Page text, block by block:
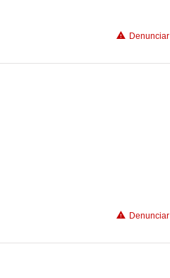
Denunciar
Denunciar